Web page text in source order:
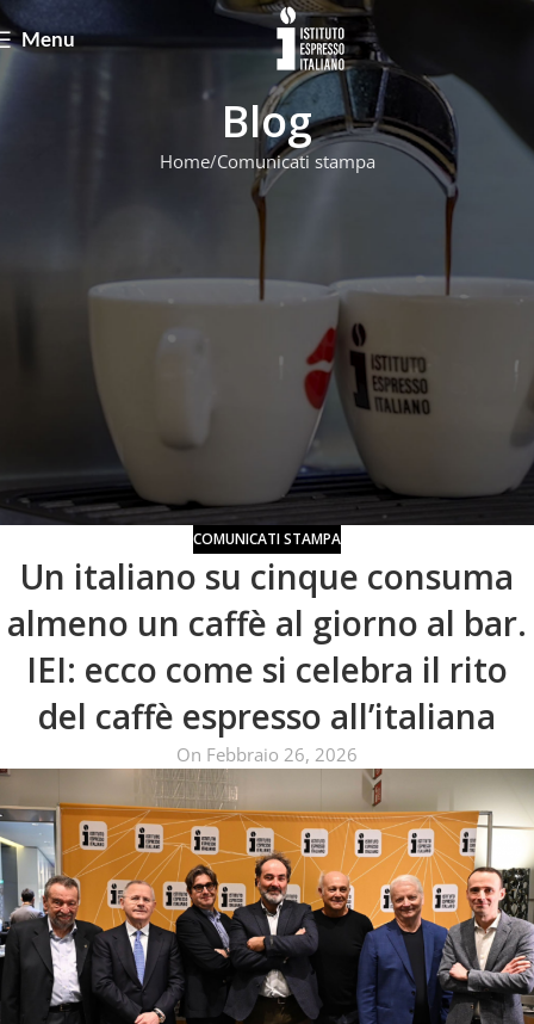
Menu
Blog
Home Comunicati stampa
COMUNICATI STAMPA
Un italiano su cinque consuma
almeno un caffè al giorno al bar.
IEI: ecco come si celebra il rito
del caffè espresso all’italiana
On Febbraio 26, 2026